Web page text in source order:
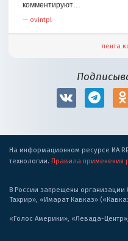
комментируют…
— ovintpl
лента
На информационном ресурсе ИА
технологии. Правила применения
В России запрещены
Тахрир», «Имарат Кавказ»
«Голос Америки», «Левада-